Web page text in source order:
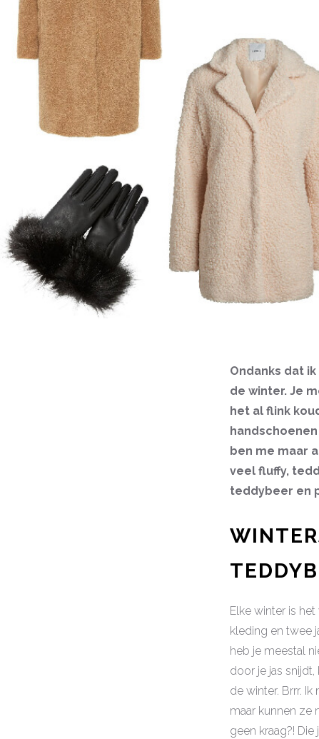
Ondanks dat
de winter. Je
het al flink
ben me maar
veel fluffy,
teddybeer en
Elke winter is
kleding en twee
heb je meestal
door je jas
de winter. Brrr.
maar kunnen ze
geen kraag?!